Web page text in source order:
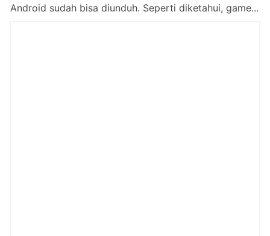
Android sudah bisa diunduh. Seperti diketahui, game...